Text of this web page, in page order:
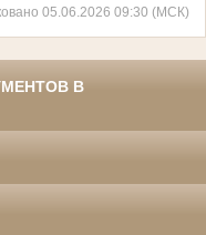
05.06.2026 09:30 (МСК)
В